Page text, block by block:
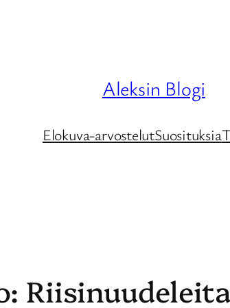
Aleksin Blogi
Elokuva-arvostelutSuosituksia